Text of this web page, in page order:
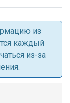
из
каждый
из-за